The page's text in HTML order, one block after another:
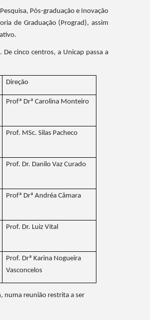
Pós-graduação e Inovação
de Graduação (Prograd), assim
cinco centros, a Unicap passa a
Direção
Profª Drª Carolina Monteiro
Prof. MSc. Silas Pacheco
Prof. Dr. Danilo Vaz Curado
Profª Drª Andréa Câmara
Prof. Dr. Luiz Vital
Prof. Drª Karina Nogueira
Vasconcelos
numa reunião restrita a ser